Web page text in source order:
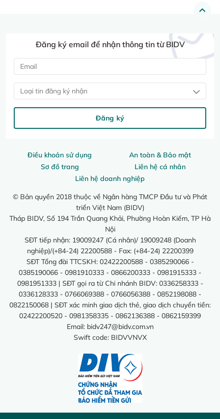
Điều khoản sử dụng
An toàn & Bảo mật
Sơ đồ trang
Liên hệ cá nhân
Liên hệ doanh nghiệp
© Bản quyền 2018 thuộc về Ngân hàng TMCP Đầu tư và Phát
triển Việt Nam (BIDV)
Tháp BIDV, Số 194 Trần Quang Khải, Phường Hoàn Kiếm, TP Hà
Nội
SĐT tiếp nhận: 19009247 (Cá nhân)/ 19009248 (Doanh
nghiệp)/(+84-24) 22200588 - Fax: (+84-24) 22200399
SĐT Tổng đài TTCSKH: 02422200588 - 0385290066 -
0385190066 - 0981910333 - 0866200333 - 0981915333 -
0981951333 | SĐT gọi ra từ Chi nhánh BIDV: 0336258333 -
0336128333 - 0766069388 - 0766056388 - 0852198088 -
0822150068 | SĐT xác minh giao dịch thẻ, giao dịch chuyển tiền:
02422200520 - 0981358335 - 0862136388 - 0862159399
Email: bidv247@bidv.com.vn
Swift code: BIDVVNVX
Đăng ký email để nhận thông tin từ BIDV
Loại tin đăng ký nhận
Đăng ký